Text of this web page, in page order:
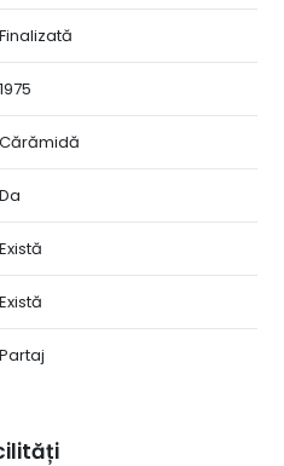
Finalizată
1975
Cărămidă
Da
Există
Există
Partaj